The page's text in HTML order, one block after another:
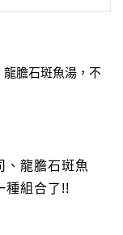
、龍膽石斑魚
種組合了!!